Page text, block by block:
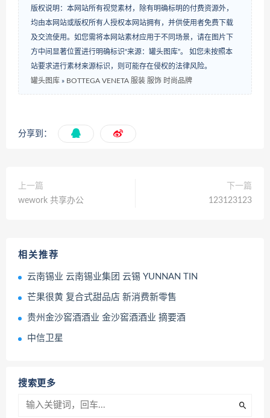
版权说明：本网站所有视觉素材，除有明确标明的付费资源外，
均由本网站或版权所有人授权本网站拥有，并供使用者免费下载
及交流使用。如您需将本网站素材应用于不同场景，请在图片下
方中间显著位置进行明确标识“来源：罐头图库”。 如您未按照本
站要求进行素材来源标识，则可能存在侵权的法律风险。
罐头图库 » BOTTEGA VENETA 服装 服饰 时尚品牌
分享到：
上一篇
wework 共享办公
下一篇
123123123
相关推荐
云南锡业 云南锡业集团 云锡 YUNNAN TIN
芒果很黄 复合式甜品店 新消费新零售
贵州金沙窖酒酒业 金沙窖酒酒业 摘要酒
中信卫星
搜索更多